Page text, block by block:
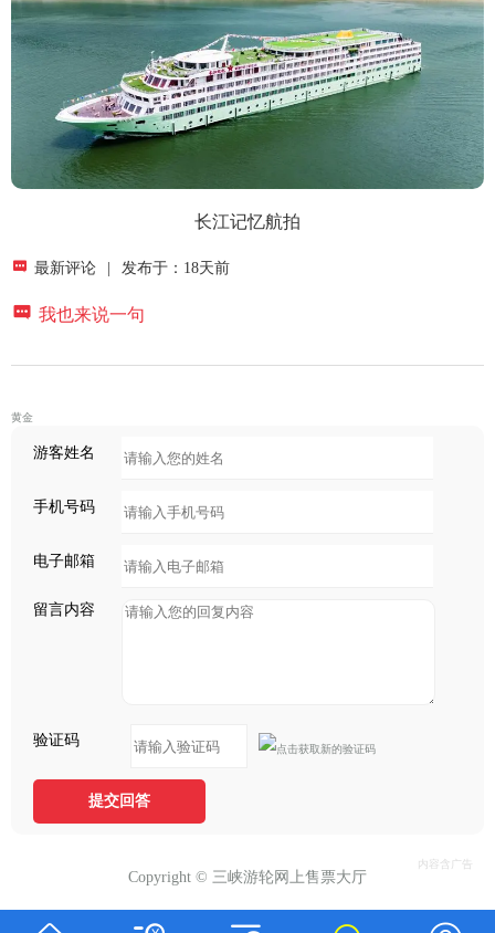
长江记忆航拍
 最新评论 发布于：18天前
 我也来说一句
黄金
游客姓名
手机号码
电子邮箱
留言内容
验证码
提交回答
Copyright © 三峡游轮网上售票大厅